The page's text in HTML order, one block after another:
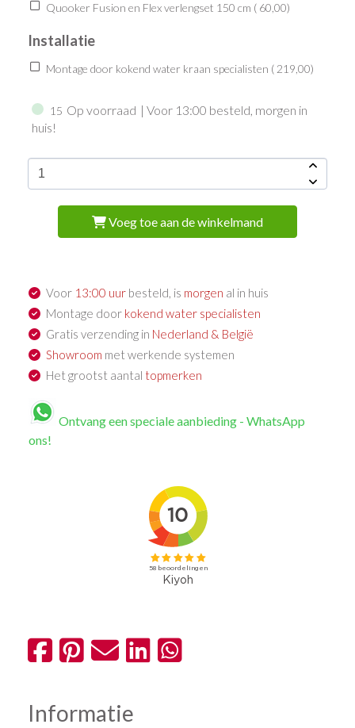
Quooker Fusion en Flex verlengset 150 cm ( 60,00)
Installatie
Montage door kokend water kraan specialisten ( 219,00)
15 Op voorraad | Voor 13:00 besteld, morgen in
huis!
Voeg toe aan de winkelmand
Voor 13:00 uur besteld, is morgen al in huis
Montage door kokend water specialisten
Gratis verzending in Nederland & België
Showroom met werkende systemen
Het grootst aantal topmerken
Ontvang een speciale aanbieding - WhatsApp
ons!
Informatie